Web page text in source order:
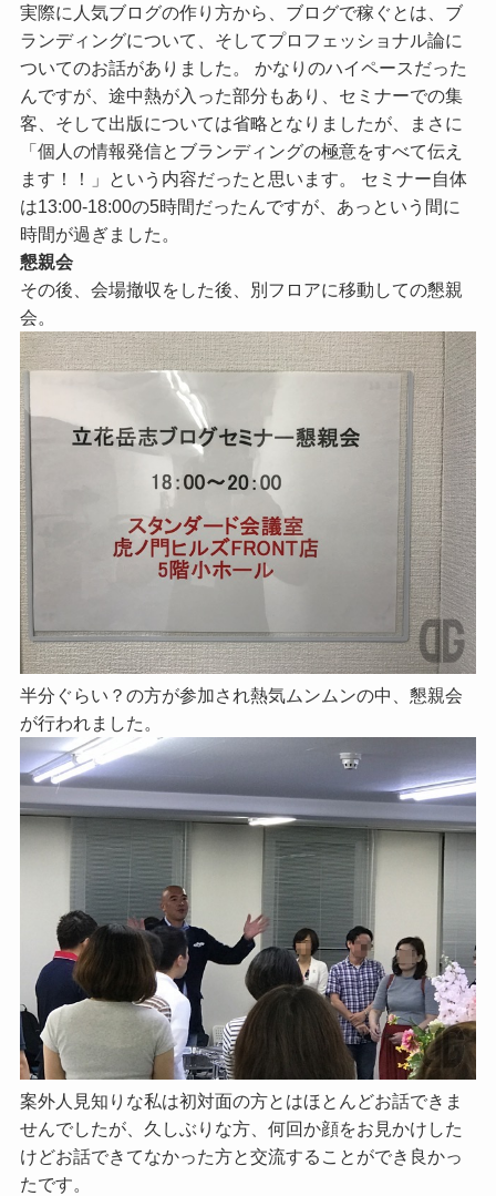
実際に人気ブログの作り方から、ブログで稼ぐとは、ブ
ランディングについて、そしてプロフェッショナル論に
ついてのお話がありました。 かなりのハイペースだった
んですが、途中熱が入った部分もあり、セミナーでの集
客、そして出版については省略となりましたが、まさに
「個人の情報発信とブランディングの極意をすべて伝え
ます！！」という内容だったと思います。 セミナー自体
は13:00-18:00の5時間だったんですが、あっという間に
時間が過ぎました。
懇親会
その後、会場撤収をした後、別フロアに移動しての懇親
会。
半分ぐらい？の方が参加され熱気ムンムンの中、懇親会
が行われました。
案外人見知りな私は初対面の方とはほとんどお話できま
せんでしたが、久しぶりな方、何回か顔をお見かけした
けどお話できてなかった方と交流することができ良かっ
たです。